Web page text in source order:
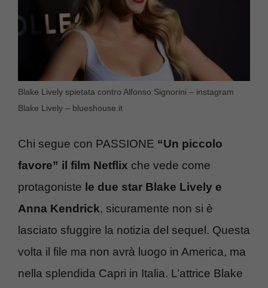
Blake Lively spietata contro Alfonso Signorini – instagram
Blake Lively – blueshouse.it
Chi segue con PASSIONE “Un piccolo
favore” il film Netflix che vede come
protagoniste le due star Blake Lively e
Anna Kendrick, sicuramente non si è
lasciato sfuggire la notizia del sequel. Questa
volta il file ma non avrà luogo in America, ma
nella splendida Capri in Italia. L’attrice Blake